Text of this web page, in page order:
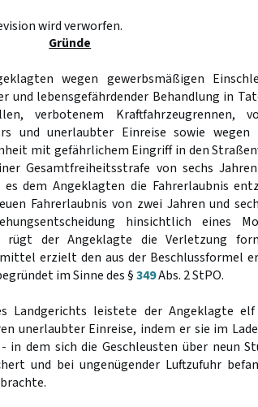
wird verworfen.
Gründe
wegen gewerbsmäßigen
und lebensgefährdender Behandlung in
verbotenem Kraftfahrzeugrennen,
und unerlaubter Einreise sowie wegen
mit gefährlichem Eingriff in den
Gesamtfreiheitsstrafe von sechs
dem Angeklagten die Fahrerlaubnis
Fahrerlaubnis von zwei Jahren und
hinsichtlich eines
rügt der Angeklagte die Verletzung
erzielt den aus der Beschlussformel
im Sinne des §349Abs. 2 StPO.
Landgerichts leistete der Angeklagte
unerlaubter Einreise, indem er sie im
dem sich die Geschleusten über neun
und bei ungenügender Luftzufuhr